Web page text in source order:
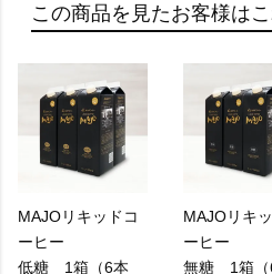
この商品を見たお客様は
MAJOリキッドコ
ーヒー
低糖 1箱（6本
MAJOリキ
ーヒー
無糖 1箱（